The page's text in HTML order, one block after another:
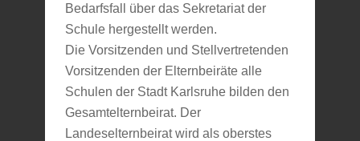
Bedarfsfall über das Sekretariat der
Schule hergestellt werden.
Die Vorsitzenden und Stellvertretenden
Vorsitzenden der Elternbeiräte alle
Schulen der Stadt Karlsruhe bilden den
Gesamtelternbeirat. Der
Landeselternbeirat wird als oberstes